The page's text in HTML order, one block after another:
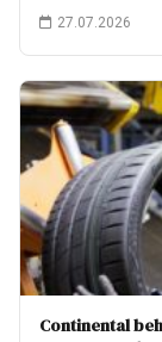
27.07.2026
Continental